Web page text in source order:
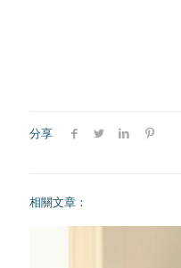
分享
相關文章：